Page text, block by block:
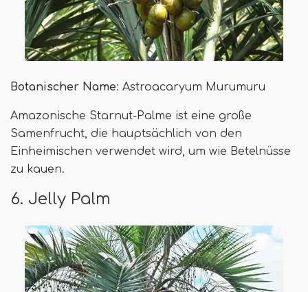
Botanischer Name: Astroacaryum Murumuru
Amazonische Starnut-Palme ist eine große
Samenfrucht, die hauptsächlich von den
Einheimischen verwendet wird, um wie Betelnüsse
zu kauen.
6. Jelly Palm